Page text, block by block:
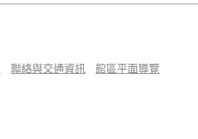
聯絡與交通資訊
館區平面導覽